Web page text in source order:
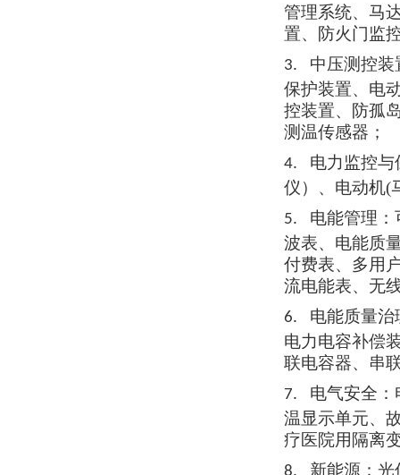
管理系统、马
置、防火门监
3.
中压测控
保护装置、电
控装置、防孤
测温传感器 ；
4.
电力监控
仪）、电动机(
5.
电能管理
波表、电能质
付费表、多用
流电能表、无
6.
电能质量
电力电容补偿
联电容器、串
7.
电气安全
温显示单元、
疗医院用隔离
新能源：